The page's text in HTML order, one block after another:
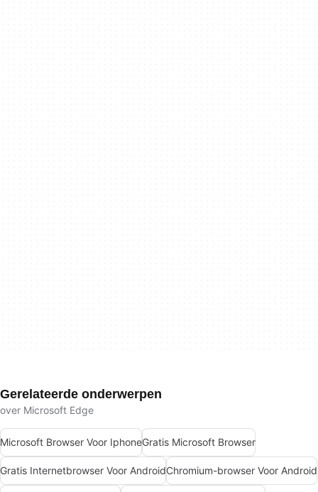
Gerelateerde onderwerpen
over Microsoft Edge
Microsoft Browser Voor IphoneGratis Microsoft Browser
Gratis Internetbrowser Voor AndroidChromium-browser Voor Android